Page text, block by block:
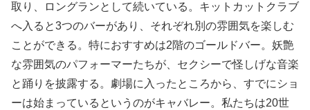
取り、ロングランとして続いている。キットカットクラブ
へ入ると3つのバーがあり、それぞれ別の雰囲気を楽しむ
ことができる。特におすすめは2階のゴールドバー。妖艶
な雰囲気のパフォーマーたちが、セクシーで怪しげな音楽
と踊りを披露する。劇場に入ったところから、すでにショ
ーは始まっているというのがキャバレー。私たちは20世